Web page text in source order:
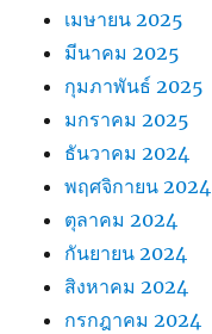
เมษายน 2025
มีนาคม 2025
กุมภาพันธ์ 2025
มกราคม 2025
ธันวาคม 2024
พฤศจิกายน 2024
ตุลาคม 2024
กันยายน 2024
สิงหาคม 2024
กรกฎาคม 2024